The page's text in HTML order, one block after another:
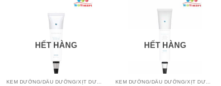
HẾT HÀNG HẾT HÀNG